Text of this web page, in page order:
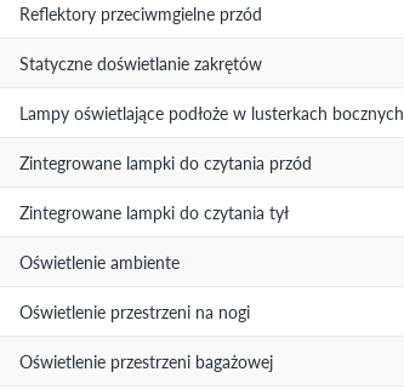
Reflektory przeciwmgielne przód
Statyczne doświetlanie zakrętów
Lampy oświetlające podłoże w lusterkach bocznych
Zintegrowane lampki do czytania przód
Zintegrowane lampki do czytania tył
Oświetlenie ambiente
Oświetlenie przestrzeni na nogi
Oświetlenie przestrzeni bagażowej